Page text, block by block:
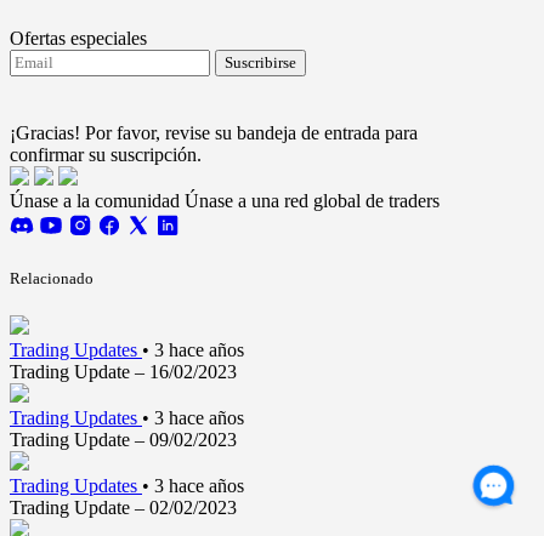
Ofertas especiales
Suscribirse
¡Gracias! Por favor, revise su bandeja de entrada para
confirmar su suscripción.
Únase a la comunidad Únase a una red global de traders
Relacionado
Trading Updates • 3 hace años
Trading Update – 16/02/2023
Trading Updates • 3 hace años
Trading Update – 09/02/2023
Trading Updates • 3 hace años
Trading Update – 02/02/2023